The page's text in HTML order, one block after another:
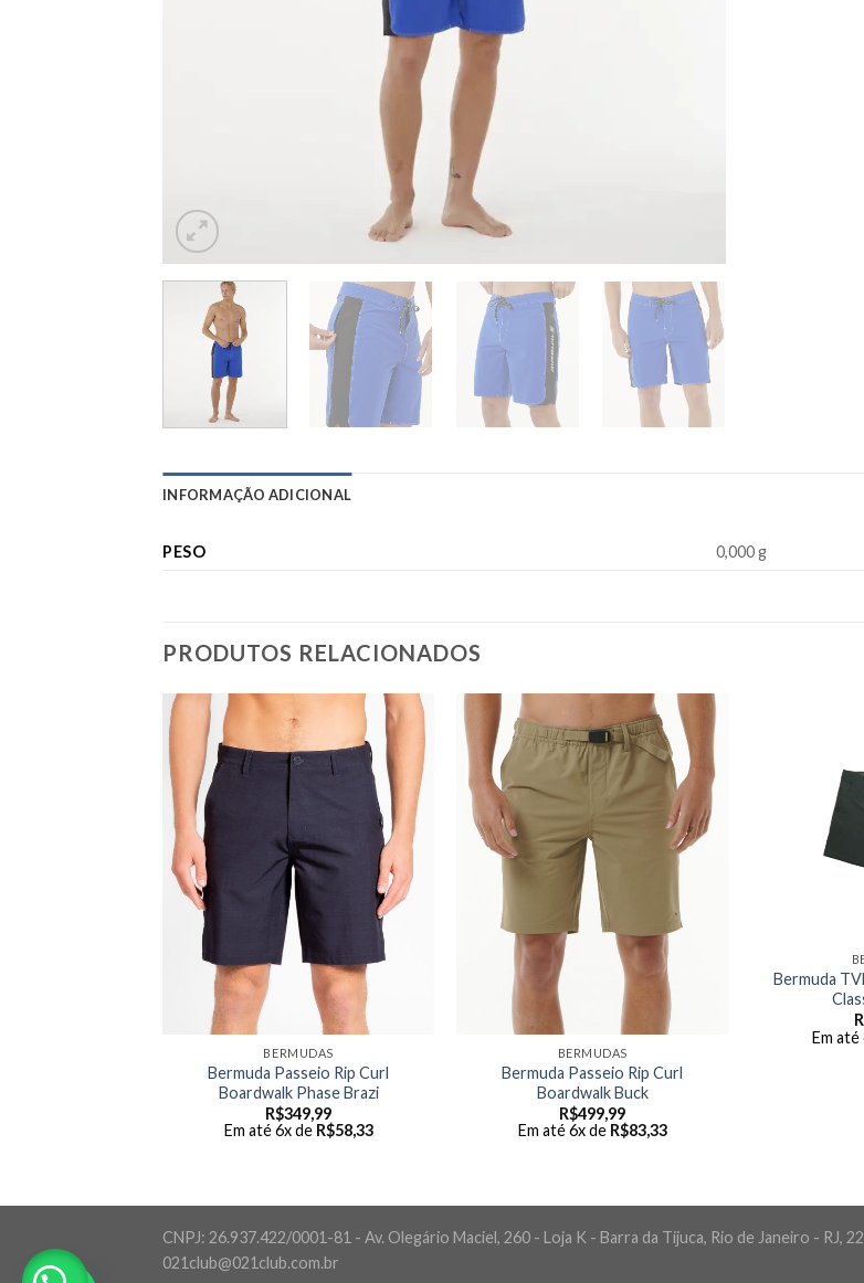
INFORMAÇÃO ADICIONAL
PESO 0,000 g
PRODUTOS RELACIONADOS
BERMUDAS
Bermuda Passeio Rip Curl
Boardwalk Phase Brazi
R$349,99
Em até 6x de R$58,33
BERMUDAS
Bermuda Passeio Rip Curl
Boardwalk Buck
R$499,99
Em até 6x de R$83,33
Bermuda
Em até
CNPJ: 26.937.422/0001-81 - Av. Olegário Maciel, 260 - Loja K - Barra da Tijuca, Rio de Janeiro - RJ,
021club@021club.com.br